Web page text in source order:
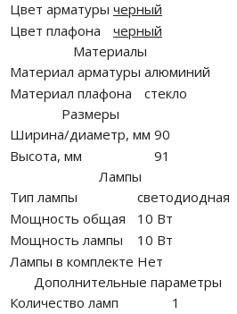
Цвет арматуры черный
Цвет плафона
черный
Материалы
Материал арматуры алюминий
Материал плафона
стекло
Размеры
Ширина/диаметр, мм 90
Высота, мм
91
Лампы
Тип лампы
светодиодная
Мощность общая
10 Вт
Мощность лампы
10 Вт
Лампы в комплекте Нет
Дополнительные параметры
Количество ламп
1